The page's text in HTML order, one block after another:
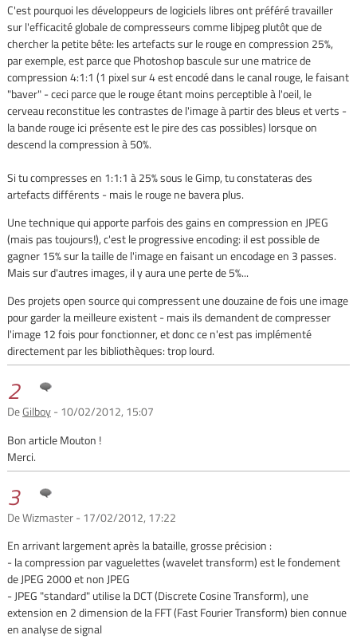
C'est pourquoi les développeurs de logiciels libres ont préféré travailler
sur l'efficacité globale de compresseurs comme libjpeg plutôt que de
chercher la petite bête: les artefacts sur le rouge en compression 25%,
par exemple, est parce que Photoshop bascule sur une matrice de
compression 4:1:1 (1 pixel sur 4 est encodé dans le canal rouge, le faisant
"baver" - ceci parce que le rouge étant moins perceptible à l'oeil, le
cerveau reconstitue les contrastes de l'image à partir des bleus et verts -
la bande rouge ici présente est le pire des cas possibles) lorsque on
descend la compression à 50%.
Si tu compresses en 1:1:1 à 25% sous le Gimp, tu constateras des
artefacts différents - mais le rouge ne bavera plus.
Une technique qui apporte parfois des gains en compression en JPEG
(mais pas toujours!), c'est le progressive encoding: il est possible de
gagner 15% sur la taille de l'image en faisant un encodage en 3 passes.
Mais sur d'autres images, il y aura une perte de 5%...
Des projets open source qui compressent une douzaine de fois une image
pour garder la meilleure existent - mais ils demandent de compresser
l'image 12 fois pour fonctionner, et donc ce n'est pas implémenté
directement par les bibliothèques: trop lourd.
2
DeGilboy- 10/02/2012, 15:07
Bon article Mouton !
Merci.
3
De Wizmaster - 17/02/2012, 17:22
En arrivant largement après la bataille, grosse précision :
- la compression par vaguelettes (wavelet transform) est le fondement
de JPEG 2000 et non JPEG
- JPEG "standard" utilise la DCT (Discrete Cosine Transform), une
extension en 2 dimension de la FFT (Fast Fourier Transform) bien connue
en analyse de signal